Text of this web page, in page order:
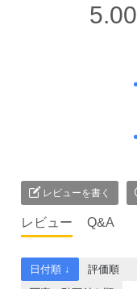
5.00
レビューを書く
レビュー Q&A
日付順 ↓ 評価順